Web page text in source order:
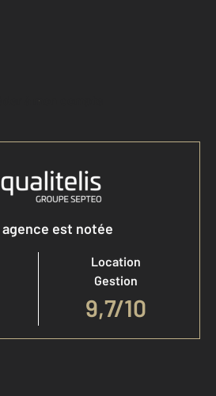
à mon compte
est notée
Location
Gestion
9,7/10